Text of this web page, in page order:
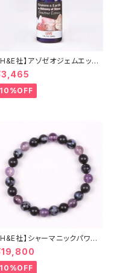
H&E社】アゾゼオジェムエッセ
ススプレー(LOVE)
10%OFF
H&E社】シャーマニックパワー2
エナジーブレスレット
10%OFF